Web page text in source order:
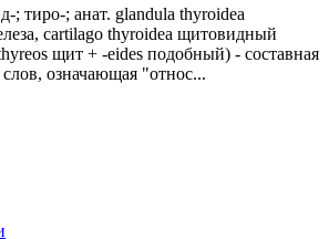
; тиро-; анат. glandula thyroidea
cartilago thyroidea щитовидный
щит + -eides подобный) - составная
означающая "относ...